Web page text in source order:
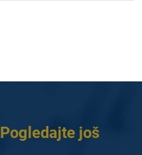
Pogledajte još